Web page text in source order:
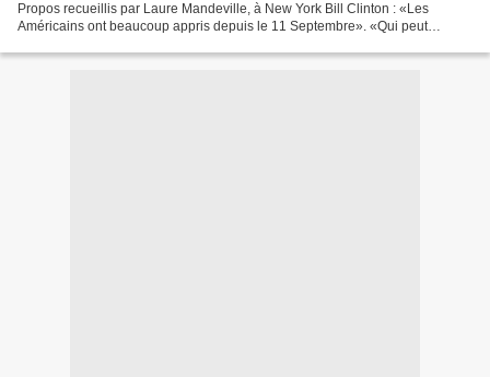
Propos recueillis par Laure Mandeville, à New York Bill Clinton : «Les
Américains ont beaucoup appris depuis le 11 Septembre». «Qui peut